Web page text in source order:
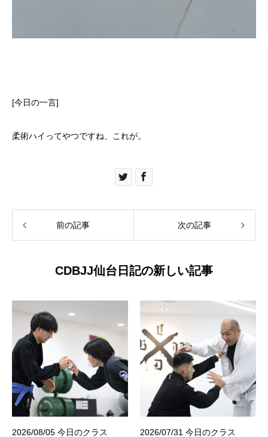
[今日の一言]
柔術ハイってやつですね、これが。
前の記事 次の記事
CDBJJ仙台日記の新しい記事
2026/08/05 今日のクラス 2026/07/31 今日のクラス